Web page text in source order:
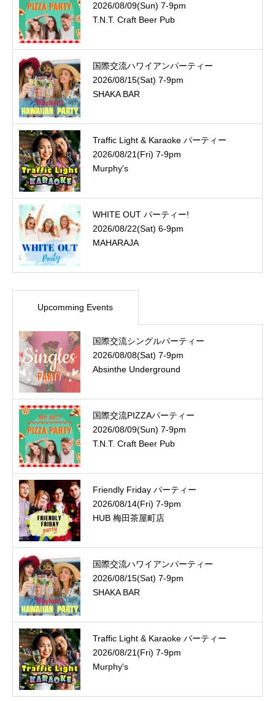
2026/08/09(Sun) 7-9pm
T.N.T. Craft Beer Pub
国際交流ハワイアンパーティー
2026/08/15(Sat) 7-9pm
SHAKA BAR
Traffic Light & Karaoke パーティー
2026/08/21(Fri) 7-9pm
Murphy's
WHITE OUT パーティー!
2026/08/22(Sat) 6-9pm
MAHARAJA
Upcomming Events
国際交流シングルパーティー
2026/08/08(Sat) 7-9pm
Absinthe Underground
国際交流PIZZAパーティー
2026/08/09(Sun) 7-9pm
T.N.T. Craft Beer Pub
Friendly Friday パーティー
2026/08/14(Fri) 7-9pm
HUB 梅田茶屋町店
国際交流ハワイアンパーティー
2026/08/15(Sat) 7-9pm
SHAKA BAR
Traffic Light & Karaoke パーティー
2026/08/21(Fri) 7-9pm
Murphy's